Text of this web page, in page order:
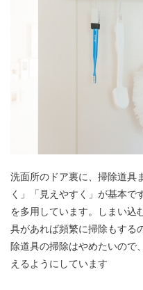
洗面所のドア裏に、掃除道具
く」「見えやすく」が基本で
を多用しています。しまい込
具があれば頻繁に掃除もする
除道具の掃除はやめたいので
えるようにしています